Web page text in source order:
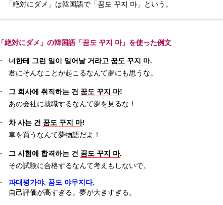
「絶対にダメ」は韓国語で「꿈도 꾸지 마」という。
「絶対にダメ」の韓国語「꿈도 꾸지 마」を使った例文
・ 너한테 그런 일이 일어날 거라고 꿈도 꾸지 마.
君にそんなことが起こるなんて夢にも思うな。
・ 그 회사에 취직하는 건 꿈도 꾸지 마!
あの会社に就職するなんて夢を見るな！
・ 차 사는 건 꿈도 꾸지 마!
車を買うなんて夢物語だよ！
・ 그 시험에 합격하는 건 꿈도 꾸지 마.
その試験に合格するなんて考えもしないで。
・
과대평가야. 꿈도 야무지다.
自己評価が高すぎる。夢が大きすぎる。